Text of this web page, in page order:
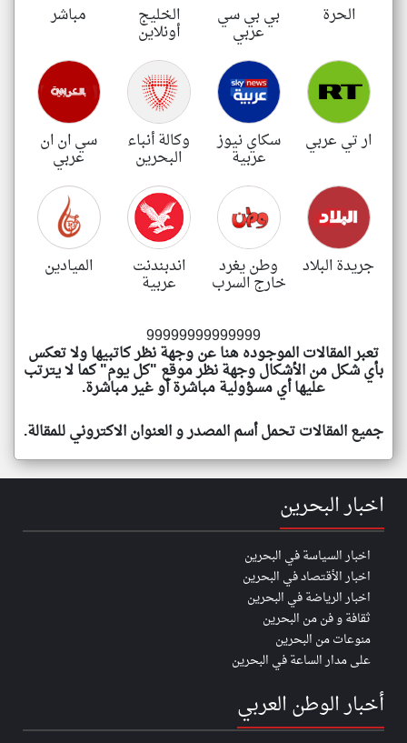
klyoum.com
تغيير الدولة
مصادر الأخبار من البحرين
اخبار البحرين على مدار الساعة
أهم اخبار البحرين العاجلة والمباشرة
الحرة بي بي سي
عربي
الخليج
أونلاين
مباشر
ار تي عربي سكاي نيوز
عربية
وكالة أنباء
البحرين
سي ان ان
عربي
جريدة البلاد وطن يغرد
خارج السرب
اندبندنت
عربية
الميادين
99999999999999
تعبر المقالات الموجوده هنا عن وجهة نظر كاتبيها ولا تعكس
بأي شكل من الأشكال وجهة نظر موقع "كل يوم" كما لا يترتب
عليها أي مسؤولية مباشرة أو غير مباشرة.
جميع المقالات تحمل أسم المصدر و العنوان الاكتروني للمقالة.
اخبار البحرين
اخبار السياسة في البحرين
اخبار الأقتصاد في البحرين
اخبار الرياضة في البحرين
ثقافة و فن من البحرين
منوعات من البحرين
على مدار الساعة في البحرين
أخبار الوطن العربي
klyoum.com